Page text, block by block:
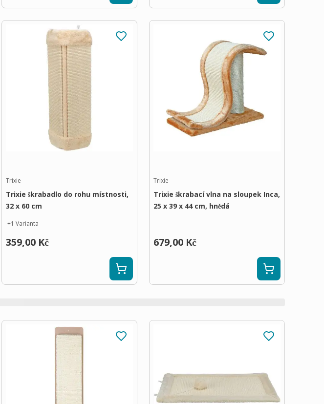
Trixie
Trixie škrabadlo do rohu místnosti,
32 x 60 cm
+1 Varianta
359,00 Kč
Trixie
Trixie škrabací vlna na sloupek Inca,
25 x 39 x 44 cm, hnědá
679,00 Kč